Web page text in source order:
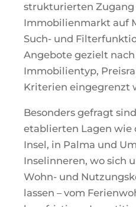
strukturierten Zugang
Immobilienmarkt auf
Such- und
Angebote gezielt nach
Immobilientyp,
Kriterien eingegrenzt
Besonders gefragt
etablierten Lagen wie
Insel, in Palma und
Inselinneren, wo sich
Wohn- und
lassen – vom